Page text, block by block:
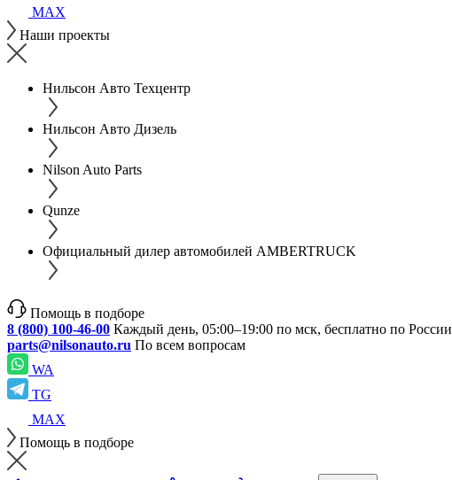
MAX
Наши проекты
Нильсон Авто Техцентр
Нильсон Авто Дизель
Nilson Auto Parts
Qunze
Официальный дилер автомобилей AMBERTRUCK
Помощь в подборе
8 (800) 100-46-00 Каждый день, 05:00–19:00 по мск, бесплатно по России
parts@nilsonauto.ru По всем вопросам
WA
TG
MAX
Помощь в подборе